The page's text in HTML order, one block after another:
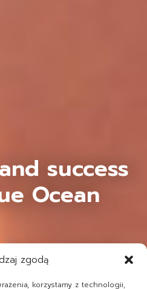
zgodą
korzystamy z technologii,
success
Ocean